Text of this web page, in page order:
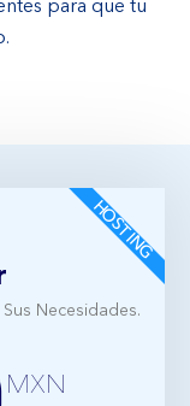
para que tu
Necesidades.
MXN
HOSTING